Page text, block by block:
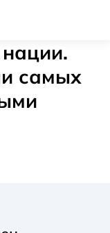
самых